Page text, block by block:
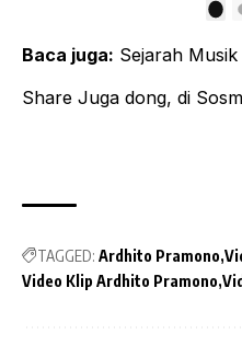
Baca juga: Sejarah
Share Juga dong, di
TAGGED: Ardhito Pramono
Video Klip Ardhito Pramono